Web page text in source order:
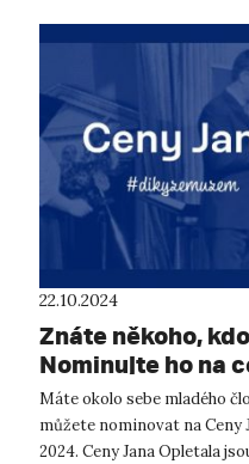
22.10.2024
Znáte někoho,
Nominujte ho na
Máte okolo sebe mladého
můžete nominovat na Ceny
2024. Ceny Jana Opletala